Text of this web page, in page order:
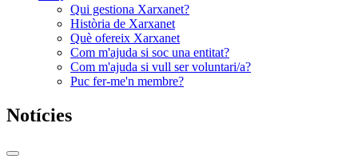
Qui gestiona Xarxanet?
Història de Xarxanet
Què ofereix Xarxanet
Com m'ajuda si soc una entitat?
Com m'ajuda si vull ser voluntari/a?
Puc fer-me'n membre?
Notícies
Commutador